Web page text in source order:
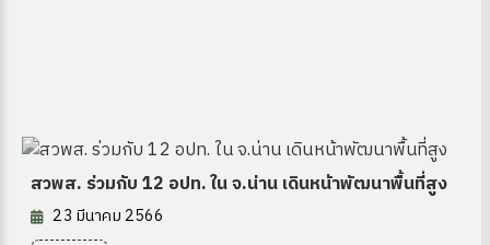
สวพส. ร่วมกับ 12 อปท. ใน จ.น่าน เดินหน้าพัฒนาพื้นที่สูง
23 มีนาคม 2566